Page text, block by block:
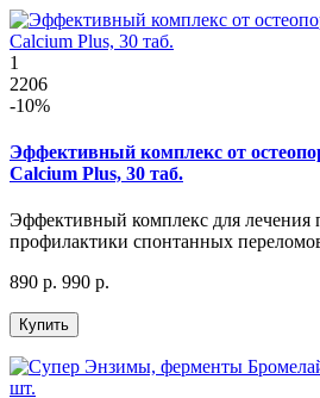
1
2206
-10%
Эффективный комплекс от
Calcium Plus, 30 таб.
Эффективный комплекс для лечения
профилактики спонтанных
890 р. 990 р.
Купить